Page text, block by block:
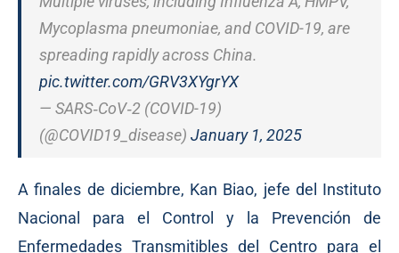
Mycoplasma pneumoniae, and COVID-19, are
spreading rapidly across China.
pic.twitter.com/GRV3XYgrYX
— SARS‑CoV‑2 (COVID-19)
(@COVID19_disease) January 1, 2025
A finales de diciembre, Kan Biao, jefe del Instituto
Nacional para el Control y la Prevención de
Enfermedades Transmitibles del Centro para el